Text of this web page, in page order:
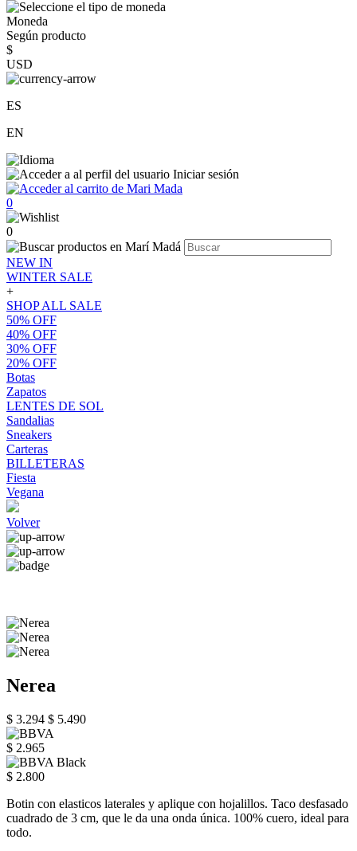
Moneda
Según producto
$
USD
ES
EN
Iniciar sesión
0
0
NEW IN
WINTER SALE
+
SHOP ALL SALE
50% OFF
40% OFF
30% OFF
20% OFF
Botas
Zapatos
LENTES DE SOL
Sandalias
Sneakers
Carteras
BILLETERAS
Fiesta
Vegana
Volver
Nerea
$ 3.294 $ 5.490
$ 2.965
$ 2.800
Botin con elasticos laterales y aplique con hojalillos. Taco desfasado
cuadrado de 3 cm, que le da una onda única. 100% cuero, ideal para
todo.